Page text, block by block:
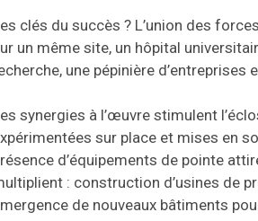
clés du succès ? L’union des
un même site, un hôpital
une pépinière
synergies à l’œuvre stimulent
sur place et mises en
d’équipements de pointe
: construction d’usines de
de nouveaux bâtiments